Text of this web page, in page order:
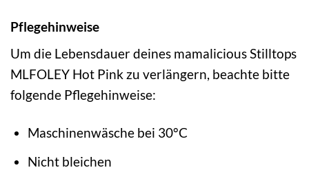
Pflegehinweise
Um die Lebensdauer deines mamalicious Stilltops
MLFOLEY Hot Pink zu verlängern, beachte bitte
folgende Pflegehinweise:
Maschinenwäsche bei 30°C
Nicht bleichen